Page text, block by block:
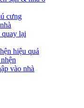
cưng
quay lại
hiệu quả
vào nhà